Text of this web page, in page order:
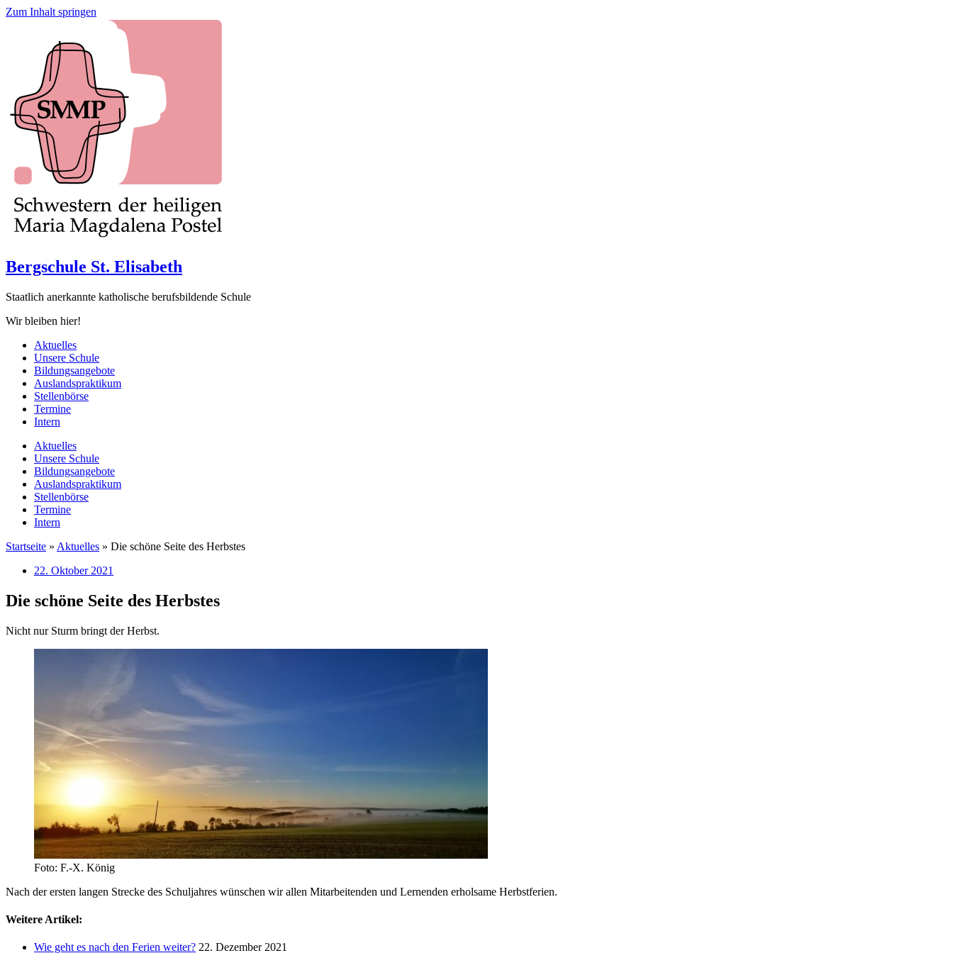
Zum Inhalt springen
Bergschule St. Elisabeth
Staatlich anerkannte katholische berufsbildende Schule
Wir bleiben hier!
Aktuelles
Unsere Schule
Bildungsangebote
Auslandspraktikum
Stellenbörse
Termine
Intern
Aktuelles
Unsere Schule
Bildungsangebote
Auslandspraktikum
Stellenbörse
Termine
Intern
Startseite » Aktuelles » Die schöne Seite des Herbstes
22. Oktober 2021
Die schöne Seite des Herbstes
Nicht nur Sturm bringt der Herbst.
Foto: F.-X. König
Nach der ersten langen Strecke des Schuljahres wünschen wir allen Mitarbeitenden und Lernenden erholsame Herbstferien.
Weitere Artikel:
Wie geht es nach den Ferien weiter? 22. Dezember 2021